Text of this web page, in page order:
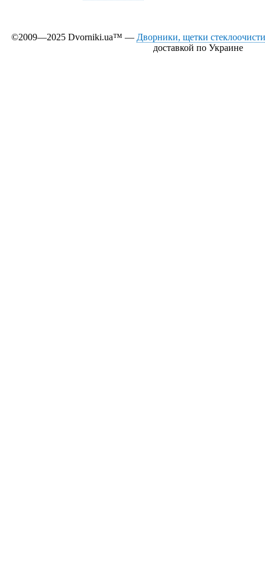
©2009—2025 Dvorniki.ua™ — Дворники, щетки
доставкой по Украине